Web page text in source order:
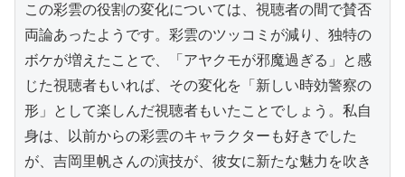
この彩雲の役割の変化については、視聴者の間で賛否
両論あったようです。彩雲のツッコミが減り、独特の
ボケが増えたことで、「アヤクモが邪魔過ぎる」と感
じた視聴者もいれば、その変化を「新しい時効警察の
形」として楽しんだ視聴者もいたことでしょう。私自
身は、以前からの彩雲のキャラクターも好きでした
が、吉岡里帆さんの演技が、彼女に新たな魅力を吹き